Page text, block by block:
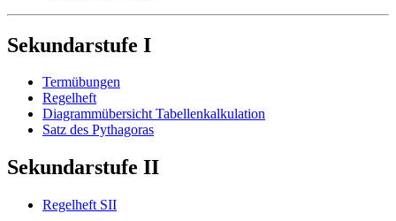
Sekundarstufe I
Termübungen
Regelheft
Diagrammübersicht Tabellenkalkulation
Satz des Pythagoras
Sekundarstufe II
Regelheft SII